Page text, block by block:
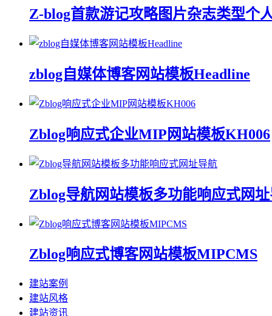
Z-blog首款游记攻略图片杂志类型个
zblog自媒体博客网站模板Headline
Zblog响应式企业MIP网站模板KH006
Zblog导航网站模板多功能响应式网
Zblog响应式博客网站模板MIPCMS
建站案例
建站风格
建站资讯